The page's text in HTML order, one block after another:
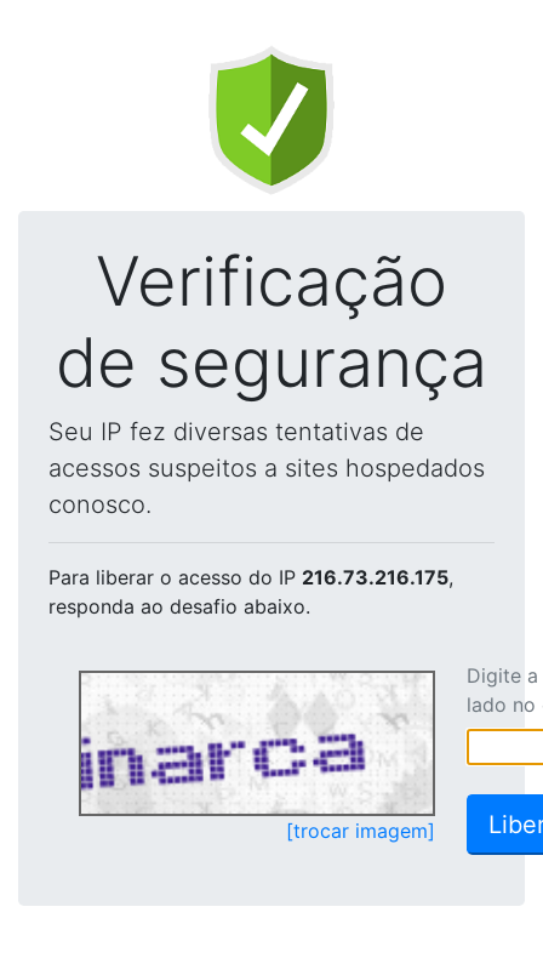
Verificação
de segurança
Seu IP fez diversas tentativas de
acessos suspeitos a sites hospedados
conosco.
Para liberar o acesso do IP 216.73.216.175,
responda ao desafio abaixo.
[trocar imagem]
Digite
lado no